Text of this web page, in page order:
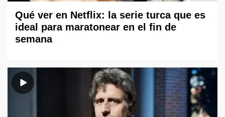
Qué ver en Netflix: la serie turca que es
ideal para maratonear en el fin de
semana